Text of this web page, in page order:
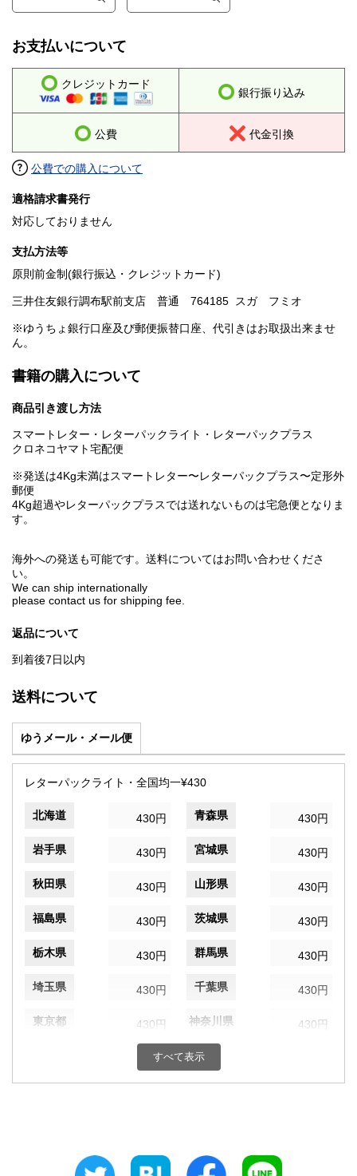
お支払いについて
クレジットカード
銀行振り込み
公費 代金引換
公費での購入について
適格請求書発行
対応しておりません
支払方法等
原則前金制(銀行振込・クレジットカード)
三井住友銀行調布駅前支店 普通 764185 スガ フミオ
※ゆうちょ銀行口座及び郵便振替口座、代引きはお取扱出来ませ
ん。
書籍の購入について
商品引き渡し方法
スマートレター・レターパックライト・レターパックプラス
クロネコヤマト宅配便
※発送は4Kg未満はスマートレター〜レターパックプラス〜定形外
郵便
4Kg超過やレターパックプラスでは送れないものは宅急便となりま
す。
海外への発送も可能です。送料についてはお問い合わせくださ
い。
We can ship internationally
please contact us for shipping fee.
返品について
到着後7日以内
送料について
ゆうメール・メール便
レターパックライト・全国均一¥430
北海道 430円 青森県 430円
岩手県 430円 宮城県 430円
秋田県 430円 山形県 430円
福島県 430円 茨城県 430円
栃木県 430円 群馬県 430円
埼玉県 430円 千葉県 430円
東京都 430円 神奈川県 430円
430円 富山県
静岡県
すべて表示